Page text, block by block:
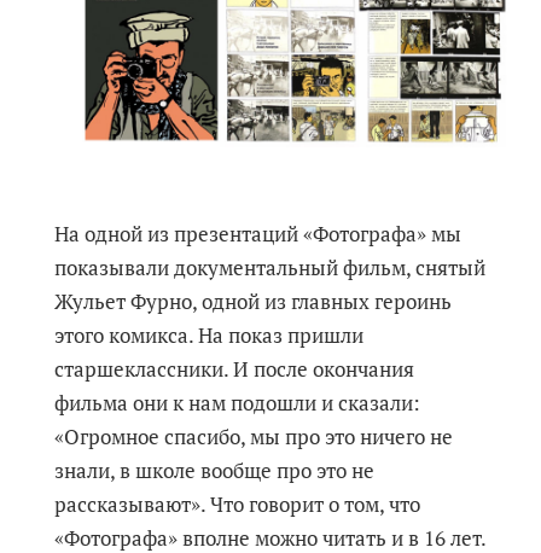
На одной из презентаций «Фотографа» мы
показывали документальный фильм, снятый
Жульет Фурно, одной из главных героинь
этого комикса. На показ пришли
старшеклассники. И после окончания
фильма они к нам подошли и сказали:
«Огромное спасибо, мы про это ничего не
знали, в школе вообще про это не
рассказывают». Что говорит о том, что
«Фотографа» вполне можно читать и в 16 лет.